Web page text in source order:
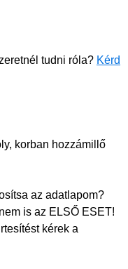
tudni róla? Kérd
korban hozzámillő
az adatlapom?
is az ELSŐ ESET!
kérek a